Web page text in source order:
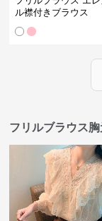
ル襟付きブラウス
フリルブラウス